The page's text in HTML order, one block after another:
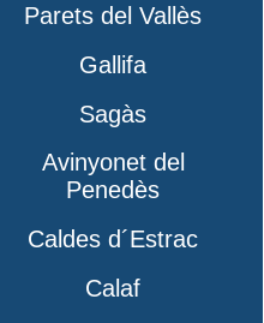
Parets del Vallès
Gallifa
Sagàs
Avinyonet del
Penedès
Caldes d´Estrac
Calaf